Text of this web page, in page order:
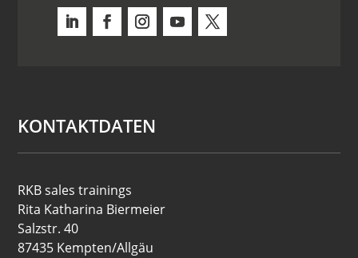
KONTAKTDATEN
RKB sales trainings
Rita Katharina Biermeier
Salzstr. 40
87435 Kempten/Allgäu